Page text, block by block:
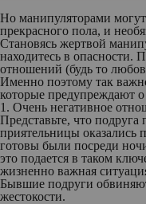
Но манипуляторами
прекрасного пола, и
Становясь жертвой
находитесь в опасности.
отношений (будь то
Именно поэтому так
которые предупреждают
1. Очень негативное
Представьте, что
приятельницы оказались
готовы были посреди
это подается в таком
жизненно важная
Бывшие подруги
жестокости.